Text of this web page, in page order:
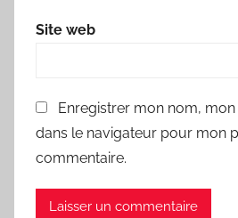
Site web
Enregistrer mon nom,
dans le navigateur pour mon
commentaire.